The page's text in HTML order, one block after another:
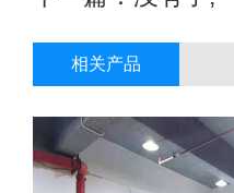
相关产品